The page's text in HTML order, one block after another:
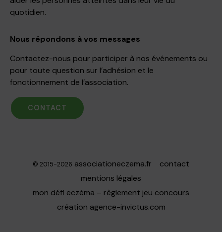
quotidien.
Nous répondons à vos messages
Contactez-nous pour participer à nos événements ou
pour toute question sur l’adhésion et le
fonctionnement de l’association.
CONTACT
© 2015-2026 associationeczema.fr
contact
mentions légales
mon défi eczéma – règlement jeu concours
création agence-invictus.com